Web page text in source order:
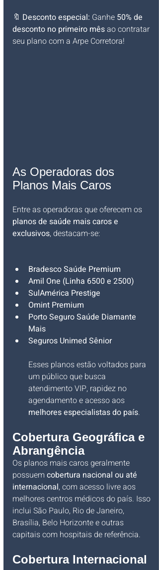
🔖 Desconto especial: Ganhe 50% de
desconto no primeiro mês ao contratar
seu plano com a Arpe Corretora!
As Operadoras dos
Planos Mais Caros
Entre as operadoras que oferecem os
planos de saúde mais caros e
exclusivos, destacam-se:
Bradesco Saúde Premium
Amil One (Linha 6500 e 2500)
SulAmérica Prestige
Omint Premium
Porto Seguro Saúde Diamante
Mais
Seguros Unimed Sênior
Esses planos estão voltados para
um público que busca
atendimento VIP, rapidez no
agendamento e acesso aos
melhores especialistas do país.
Cobertura Geográfica e
Abrangência
Os planos mais caros geralmente
possuem cobertura nacional ou até
internacional, com acesso livre aos
melhores centros médicos do país. Isso
inclui São Paulo, Rio de Janeiro,
Brasília, Belo Horizonte e outras
capitais com hospitais de referência.
Cobertura Internacional